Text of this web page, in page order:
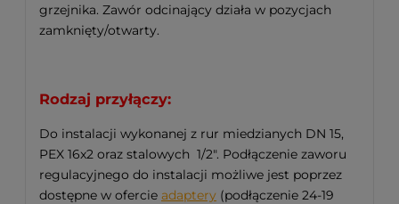
grzejnika. Zawór odcinający działa w pozycjach
zamknięty/otwarty.
Rodzaj przyłączy:
Do instalacji wykonanej z rur miedzianych DN 15,
PEX 16x2 oraz stalowych 1/2". Podłączenie zaworu
regulacyjnego do instalacji możliwe jest poprzez
dostępne w ofercie adaptery (podłączenie 24-19